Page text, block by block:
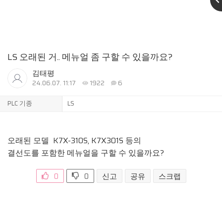
LS 오래된 거.. 메뉴얼 좀 구할 수 있을까요?
김태평
24.06.07. 11:17 1922 6
PLC 기종 LS
오래된 모델 K7X-310S, K7X301S 등의
결선도를 포함한 메뉴얼을 구할 수 있을까요?
0 0 신고 공유 스크랩